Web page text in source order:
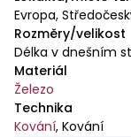
Evropa,
Rozměry/velikost
Délka v dnešním
Materiál
Železo
Technika
Kování, Kování